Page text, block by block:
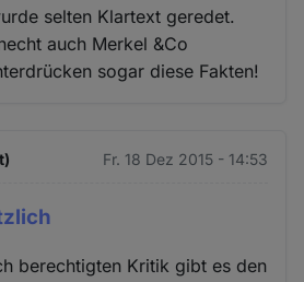
selten Klartext geredet.
auch Merkel &Co
sogar diese Fakten!
Fr. 18 Dez 2015 - 14:53
berechtigten Kritik gibt es den